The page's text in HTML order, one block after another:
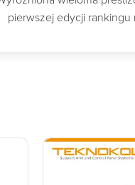
pierwszej edycji rankingu